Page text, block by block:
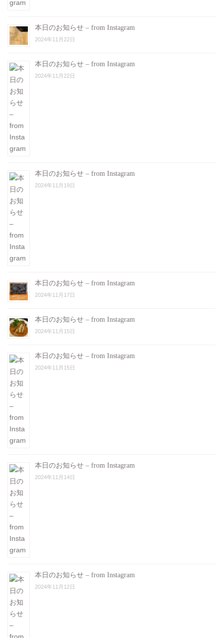
本日のお知らせ – from Instagram
2024年11月22日
本日のお知らせ – from Instagram
2024年11月22日
本日のお知らせ – from Instagram
2024年11月19日
本日のお知らせ – from Instagram
2024年11月17日
本日のお知らせ – from Instagram
2024年11月15日
本日のお知らせ – from Instagram
2024年11月15日
本日のお知らせ – from Instagram
2024年11月14日
本日のお知らせ – from Instagram
2024年11月12日